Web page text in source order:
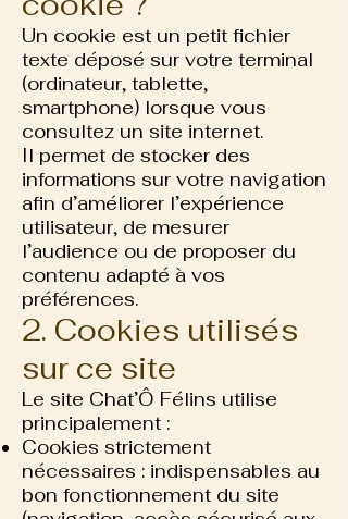
Un cookie est un petit fichier
texte déposé sur votre terminal
(ordinateur, tablette,
smartphone) lorsque vous
consultez un site internet.
Il permet de stocker des
informations sur votre navigation
afin d’améliorer l’expérience
utilisateur, de mesurer
l’audience ou de proposer du
contenu adapté à vos
préférences.
2. Cookies utilisés
sur ce site
Le site Chat’Ô Félins utilise
principalement :
Cookies strictement
nécessaires : indispensables au
bon fonctionnement du site